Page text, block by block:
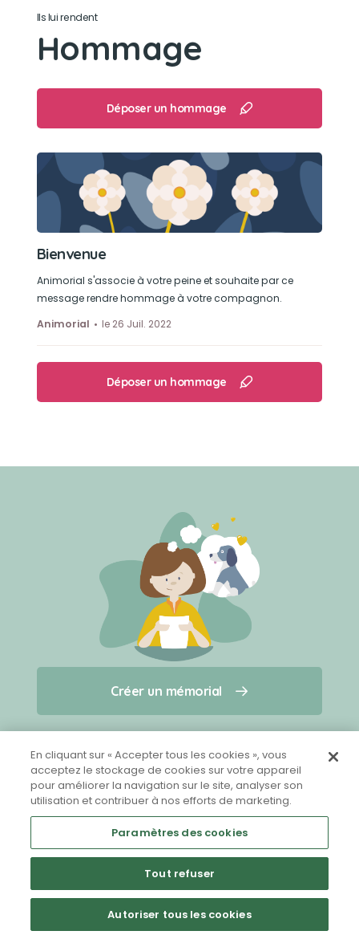
Créer un mémorial
Qui sommes-nous ?
Nous contacter
Partager sur Facebook
Ils lui rendent
Hommage
Déposer un hommage
Bienvenue
Animorial s'associe à votre peine et souhaite par ce
message rendre hommage à votre compagnon.
Animorial
le 26 Juil. 2022
Déposer un hommage
Créer un mémorial
En cliquant sur « Accepter tous les cookies », vous
acceptez le stockage de cookies sur votre appareil
pour améliorer la navigation sur le site, analyser son
utilisation et contribuer à nos efforts de marketing.
Paramètres des cookies
Tout refuser
Autoriser tous les cookies